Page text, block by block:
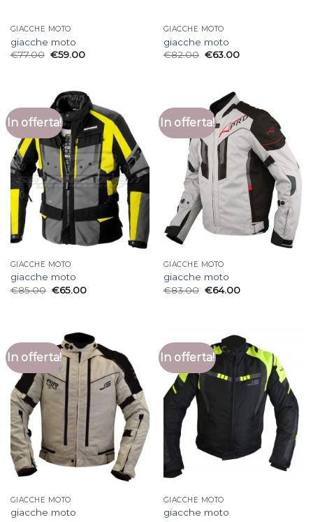
GIACCHE MOTO
giacche moto
€77.00 €59.00
GIACCHE MOTO
giacche moto
€82.00 €63.00
In offerta!
GIACCHE MOTO
giacche moto
€85.00 €65.00
In offerta!
GIACCHE MOTO
giacche moto
€83.00 €64.00
In offerta!
GIACCHE MOTO
giacche moto
In offerta!
GIACCHE MOTO
giacche moto